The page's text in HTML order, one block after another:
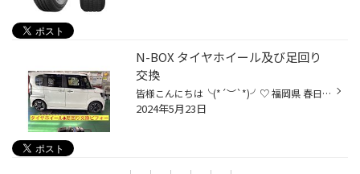
N-BOX タイヤホイール及び足回り
交換
皆様こんにちは╰(*´︶`*)╯♡ 福岡県 春日市 若葉台東 光町交差点近くの タイヤ館春日です。 いつもタイヤ館春日のWEBサイトをご覧頂き誠に有難う御座います 今回のご紹介内容はコチラ ビフォー アフターはコチラ じゃーん♪(*^^)o∀*∀o(^^*)♪ 足回りはコチラ テインさんのフレックスZです めちゃくちゃ...
2024年5月23日